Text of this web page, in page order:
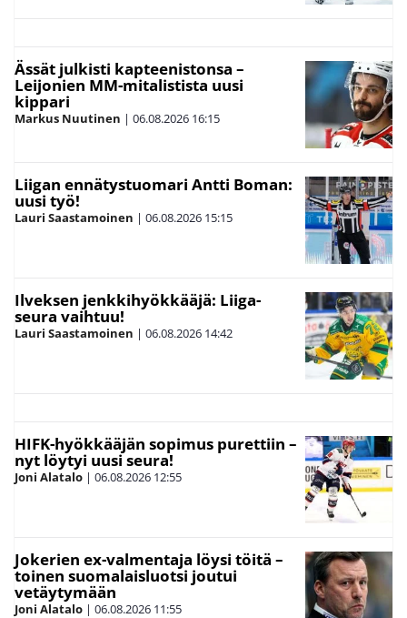
Ässät julkisti kapteenistonsa –
Leijonien MM-mitalistista uusi
kippari
Markus Nuutinen | 06.08.2026 16:15
Liigan ennätystuomari Antti Boman:
uusi työ!
Lauri Saastamoinen | 06.08.2026 15:15
Ilveksen jenkkihyökkääjä: Liiga-
seura vaihtuu!
Lauri Saastamoinen | 06.08.2026 14:42
HIFK-hyökkääjän sopimus purettiin –
nyt löytyi uusi seura!
Joni Alatalo | 06.08.2026 12:55
Jokerien ex-valmentaja löysi töitä –
toinen suomalaisluotsi joutui
vetäytymään
Joni Alatalo | 06.08.2026 11:55